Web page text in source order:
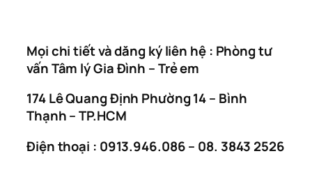
Mọi chi tiết và dăng ký liên hệ : Phòng tư
vấn Tâm lý Gia Đình – Trẻ em
174 Lê Quang Định Phường 14 – Bình
Thạnh – TP.HCM
Điện thoại : 0913.946.086 – 08. 3843 2526